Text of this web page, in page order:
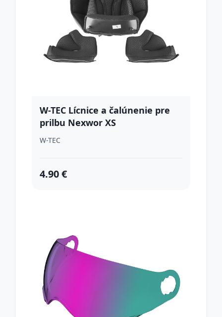
W-TEC Lícnice a čalúnenie pre
prilbu Nexwor XS
W-TEC
4.90 €